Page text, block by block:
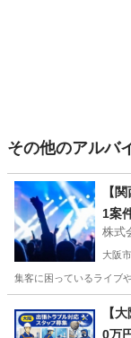
その他のアルバ
【
1案
株式
大阪市
集客に困っているライブ
そ
【大
0万